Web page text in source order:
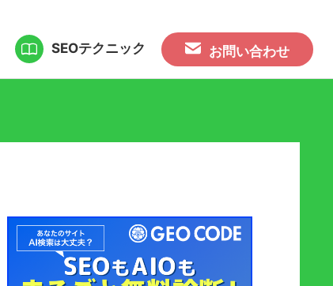
SEOテクニック お問い合わせ